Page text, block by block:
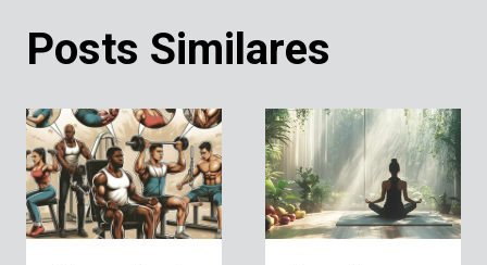
Posts Similares